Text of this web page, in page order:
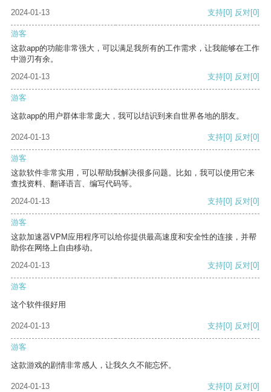
2024-01-13 支持[0] 反对[0]
游客
这款app的功能非常强大，可以满足我所有的工作需求，让我能够在工作
中游刃有余。
2024-01-13
支持[0] 反对[0]
游客
这款app的用户群体非常庞大，我可以结识到来自世界各地的朋友。
2024-01-13 支持[0] 反对[0]
游客
这款软件非常实用，可以帮助我解决很多问题。比如，我可以使用它来
查找资料、翻译语言、编写代码等。
2024-01-13
支持[0] 反对[0]
游客
这款加速器VPM应用程序可以给你提供最高速度和安全性的连接，并帮
助你在网络上自由移动。
2024-01-13
支持[0] 反对[0]
游客
这个软件很好用
2024-01-13 支持[0] 反对[0]
游客
这款游戏的剧情非常感人，让我久久不能忘怀。
2024-01-13 支持[0] 反对[0]